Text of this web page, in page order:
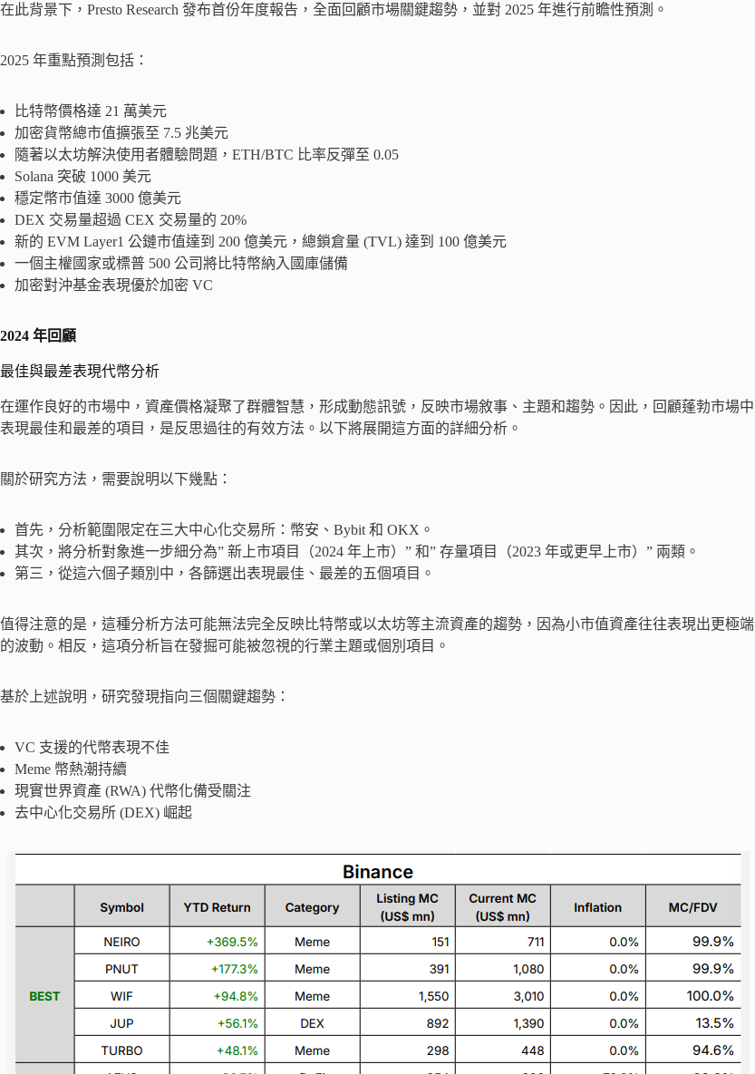
在此背景下，Presto Research 發布首份年度報告，全面回顧市場關鍵趨勢，並對 2025 年進行前瞻性預測。
2025 年重點預測包括：
比特幣價格達 21 萬美元
加密貨幣總市值擴張至 7.5 兆美元
隨著以太坊解決使用者體驗問題，ETH/BTC 比率反彈至 0.05
Solana 突破 1000 美元
穩定幣市值達 3000 億美元
DEX 交易量超過 CEX 交易量的 20%
新的 EVM Layer1 公鏈市值達到 200 億美元，總鎖倉量 (TVL) 達到 100 億美元
一個主權國家或標普 500 公司將比特幣納入國庫儲備
加密對沖基金表現優於加密 VC
2024 年回顧
最佳與最差表現代幣分析
在運作良好的市場中，資產價格凝聚了群體智慧，形成動態訊號，反映市場敘事、主題和趨勢。因此，回顧蓬勃市場中
表現最佳和最差的項目，是反思過往的有效方法。以下將展開這方面的詳細分析。
關於研究方法，需要說明以下幾點：
首先，分析範圍限定在三大中心化交易所：幣安、Bybit 和 OKX。
其次，將分析對象進一步細分為” 新上市項目（2024 年上市）” 和” 存量項目（2023 年或更早上市）” 兩類。
第三，從這六個子類別中，各篩選出表現最佳、最差的五個項目。
值得注意的是，這種分析方法可能無法完全反映比特幣或以太坊等主流資產的趨勢，因為小市值資產往往表現出更極端
的波動。相反，這項分析旨在發掘可能被忽視的行業主題或個別項目。
基於上述說明，研究發現指向三個關鍵趨勢：
VC 支援的代幣表現不佳
Meme 幣熱潮持續
現實世界資產 (RWA) 代幣化備受關注
去中心化交易所 (DEX) 崛起